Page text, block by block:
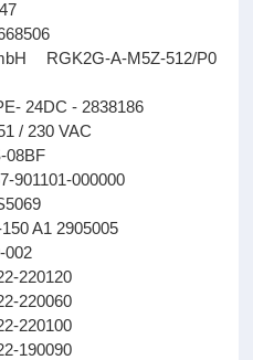
RGK2G-A-M5Z-512/P0
24DC - 2838186
/ 230 VAC
08BF
901101-000000
A1 2905005
002
220120
220060
220100
190090